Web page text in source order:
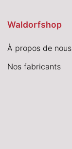
Waldorfshop
À propos de nous
Nos fabricants